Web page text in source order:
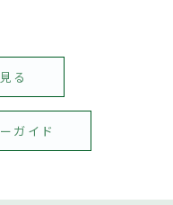
る
ガイド